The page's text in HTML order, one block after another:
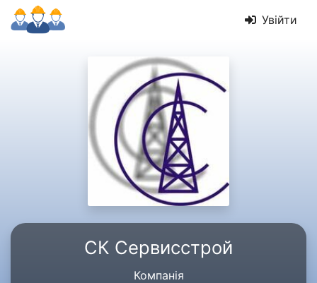
Увійти
СК Сервисстрой
Компанія